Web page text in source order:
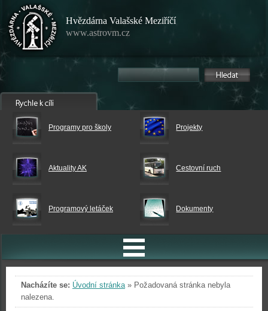
Hvězdárna Valašské Meziříčí
www.astrovm.cz
Programy pro školy Projekty
Aktuality AK Cestovní ruch
Programový letáček Dokumenty
Nacházíte se: Úvodní stránka» Požadovaná stránka nebyla
nalezena.